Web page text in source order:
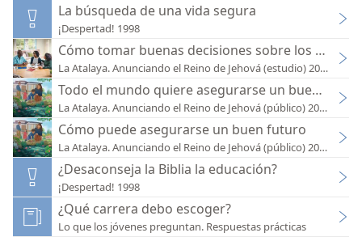
La búsqueda de una vida segura
¡Despertad! 1998
Cómo tomar buenas decisiones sobre los
La Atalaya. Anunciando el Reino de Jehová (estudio) 2026
Todo el mundo quiere asegurarse un buen futuro
La Atalaya. Anunciando el Reino de Jehová (público) 2021
Cómo puede asegurarse un buen futuro
La Atalaya. Anunciando el Reino de Jehová (público) 2021
¿Desaconseja la Biblia la educación?
¡Despertad! 1998
¿Qué carrera debo escoger?
Lo que los jóvenes preguntan. Respuestas prácticas